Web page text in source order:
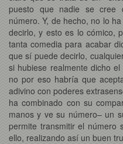
puesto que nadie se cree
número. Y, de hecho, no lo
decirlo, y esto es lo cómico,
tanta comedia para acabar
que sí puede decirlo,
si hubiese realmente dicho
no por eso habría que
adivino con poderes
ha combinado con su
manos y ve su número– un
permite transmitir el número
ello, realizando así un buen